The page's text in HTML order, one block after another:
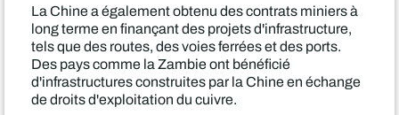
La Chine a également obtenu des contrats miniers à
long terme en finançant des projets d'infrastructure,
tels que des routes, des voies ferrées et des ports.
Des pays comme la Zambie ont bénéficié
d'infrastructures construites par la Chine en échange
de droits d'exploitation du cuivre.